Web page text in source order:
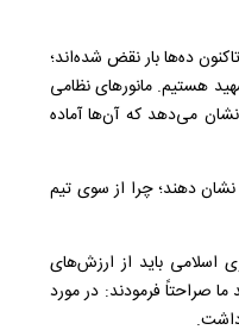
ده‌ها بار نقض شده‌اند؛
هستیم. مانورهای نظامی
نشان می‌دهد که آن‌ها آماده
دهند؛ چرا از سوی تیم
اسلامی باید از ارزش‌های
صراحتاً فرمودند: در مورد